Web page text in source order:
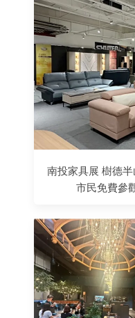
南投家具展 樹德
市民免費參